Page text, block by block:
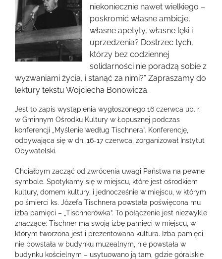
niekoniecznie nawet wielkiego –
poskromić własne ambicje,
własne apetyty, własne lęki i
uprzedzenia? Dostrzec tych,
którzy bez codziennej
solidarności nie poradzą sobie z
wyzwaniami życia, i stanąć za nimi?” Zapraszamy do
lektury tekstu Wojciecha Bonowicza.
Jest to zapis wystąpienia wygłoszonego 16 czerwca ub. r.
w Gminnym Ośrodku Kultury w Łopusznej podczas
konferencji „Myślenie według Tischnera”. Konferencję,
odbywająca się w dn. 16-17 czerwca, zorganizował Instytut
Obywatelski.
Chciałbym zacząć od zwrócenia uwagi Państwa na pewne
symbole. Spotykamy się w miejscu, które jest ośrodkiem
kultury, domem kultury, i jednocześnie w miejscu, w którym
po śmierci ks. Józefa Tischnera powstała poświęcona mu
izba pamięci – „Tischnerówka”. To połączenie jest niezwykle
znaczące: Tischner ma swoją izbę pamięci w miejscu, w
którym tworzona jest i prezentowana kultura. Izba pamięci
nie powstała w budynku muzealnym, nie powstała w
budynku kościelnym – usytuowano ją tam, gdzie góralskie